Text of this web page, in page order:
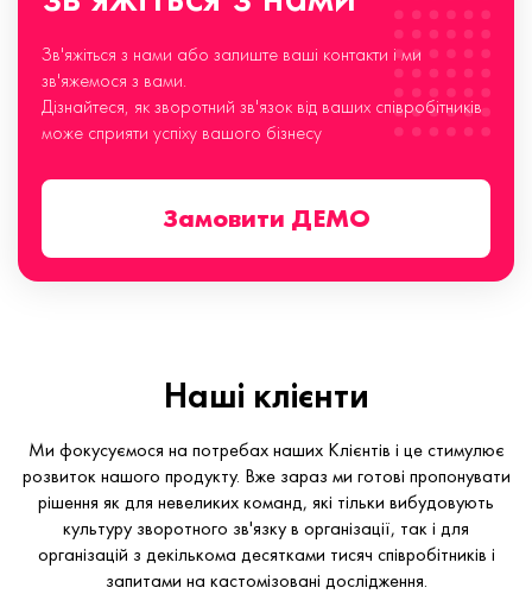
Зв'яжіться з нами або залиште ваші контакти і ми
зв'яжемося з вами.
Дізнайтеся, як зворотний зв'язок від ваших співробітників
може сприяти успіху вашого бізнесу
Замовити ДЕМО
Наші клієнти
Ми фокусуємося на потребах наших Клієнтів і це стимулює
розвиток нашого продукту. Вже зараз ми готові пропонувати
рішення як для невеликих команд, які тільки вибудовують
культуру зворотного зв'язку в організації, так і для
організацій з декількома десятками тисяч співробітників і
запитами на кастомізовані дослідження.